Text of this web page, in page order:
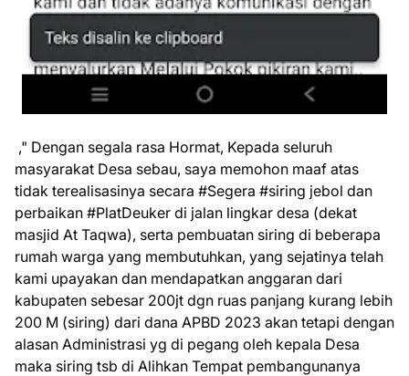
," Dengan segala rasa Hormat, Kepada seluruh
masyarakat Desa sebau, saya memohon maaf atas
tidak terealisasinya secara #Segera #siring jebol dan
perbaikan #PlatDeuker di jalan lingkar desa (dekat
masjid At Taqwa), serta pembuatan siring di beberapa
rumah warga yang membutuhkan, yang sejatinya telah
kami upayakan dan mendapatkan anggaran dari
kabupaten sebesar 200jt dgn ruas panjang kurang lebih
200 M (siring) dari dana APBD 2023 akan tetapi dengan
alasan Administrasi yg di pegang oleh kepala Desa
maka siring tsb di Alihkan Tempat pembangunanya